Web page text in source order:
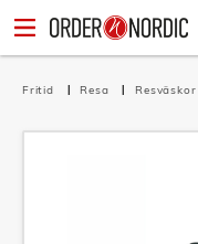
Fritid Resa Resväskor